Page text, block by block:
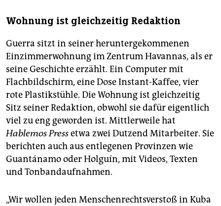
Wohnung ist gleichzeitig Redaktion
Guerra sitzt in seiner heruntergekommenen
Einzimmerwohnung im Zentrum Havannas, als er
seine Geschichte erzählt. Ein Computer mit
Flachbildschirm, eine Dose Instant-Kaffee, vier
rote Plastikstühle. Die Wohnung ist gleichzeitig
Sitz seiner Redaktion, obwohl sie dafür eigentlich
viel zu eng geworden ist. Mittlerweile hat
Hablemos Pressetwa zwei Dutzend Mitarbeiter. Sie
berichten auch aus entlegenen Provinzen wie
Guantánamo oder Holguín, mit Videos, Texten
und Tonbandaufnahmen.
„Wir wollen jeden Menschenrechtsverstoß in Kuba